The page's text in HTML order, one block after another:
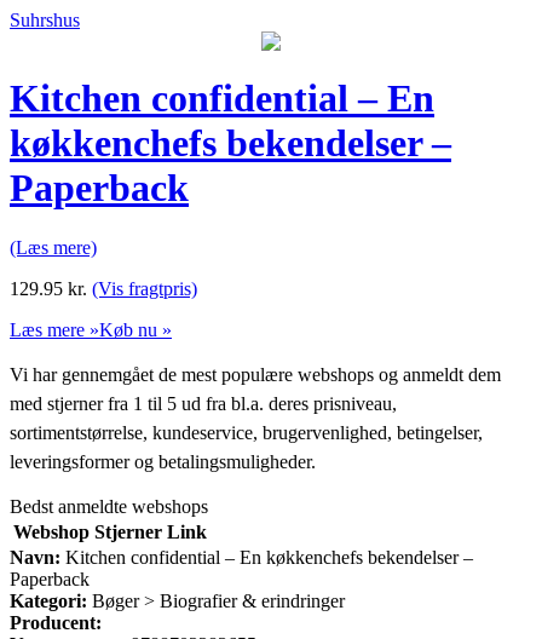
Suhrshus
Kitchen confidential – En
køkkenchefs bekendelser –
Paperback
(Læs mere)
129.95 kr. (Vis fragtpris)
Læs mere »Køb nu »
Vi har gennemgået de mest populære webshops og anmeldt dem
med stjerner fra 1 til 5 ud fra bl.a. deres prisniveau,
sortimentstørrelse, kundeservice, brugervenlighed, betingelser,
leveringsformer og betalingsmuligheder.
Bedst anmeldte webshops
Webshop Stjerner Link
Navn: Kitchen confidential – En køkkenchefs bekendelser –
Paperback
Kategori: Bøger > Biografier & erindringer
Producent: